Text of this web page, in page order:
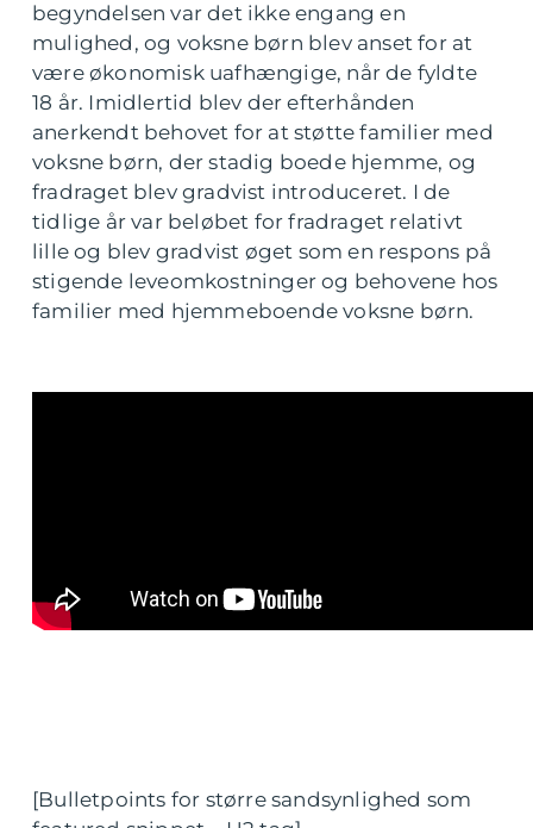
begyndelsen var det ikke engang en
mulighed, og voksne børn blev anset for at
være økonomisk uafhængige, når de fyldte
18 år. Imidlertid blev der efterhånden
anerkendt behovet for at støtte familier med
voksne børn, der stadig boede hjemme, og
fradraget blev gradvist introduceret. I de
tidlige år var beløbet for fradraget relativt
lille og blev gradvist øget som en respons på
stigende leveomkostninger og behovene hos
familier med hjemmeboende voksne børn.
[Bulletpoints for større sandsynlighed som